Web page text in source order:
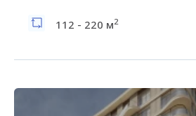
112 - 220 м2